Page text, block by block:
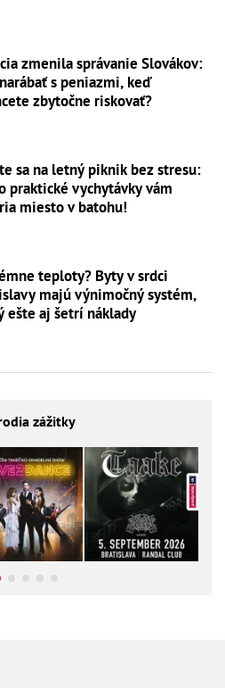
zmenila správanie Slovákov:
s peniazmi, keď
zbytočne riskovať?
sa na letný piknik bez stresu:
praktické vychytávky vám
miesto v batohu!
teploty? Byty v srdci
majú výnimočný systém,
ešte aj šetrí náklady
zážitky